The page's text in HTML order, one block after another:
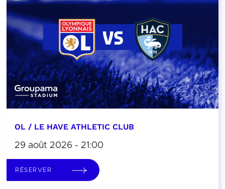
OL / LE HAVE ATHLETIC CLUB
29 août 2026 - 21:00
RÉSERVER